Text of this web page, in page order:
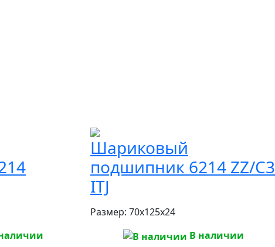
Шариковый
подшипник 6214 ZZ/C3
ITJ
Размер: 70x125x24
В наличии